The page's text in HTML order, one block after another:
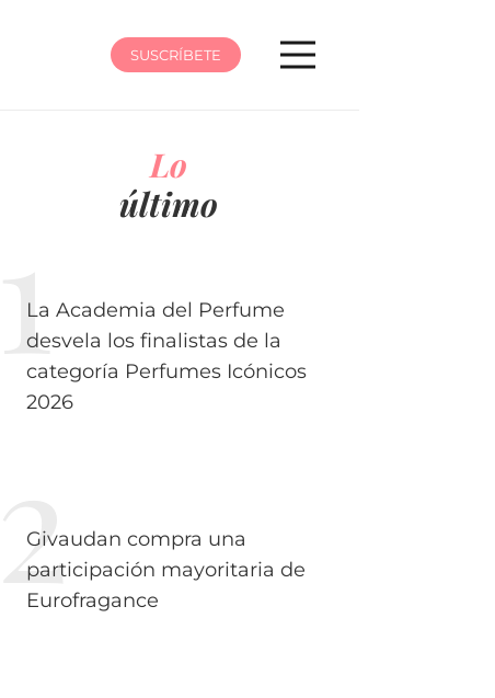
SUSCRÍBETE
Lo
último
La Academia del Perfume
desvela los finalistas de la
categoría Perfumes Icónicos
2026
Givaudan compra una
participación mayoritaria de
Eurofragance